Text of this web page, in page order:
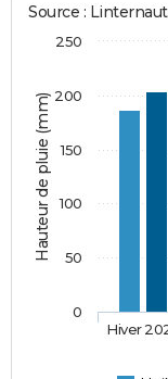
Hauteur de pluie (mm)
Source :
Hiver
0
50
100
150
200
250